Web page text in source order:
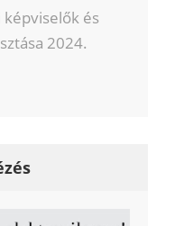
és
2024.